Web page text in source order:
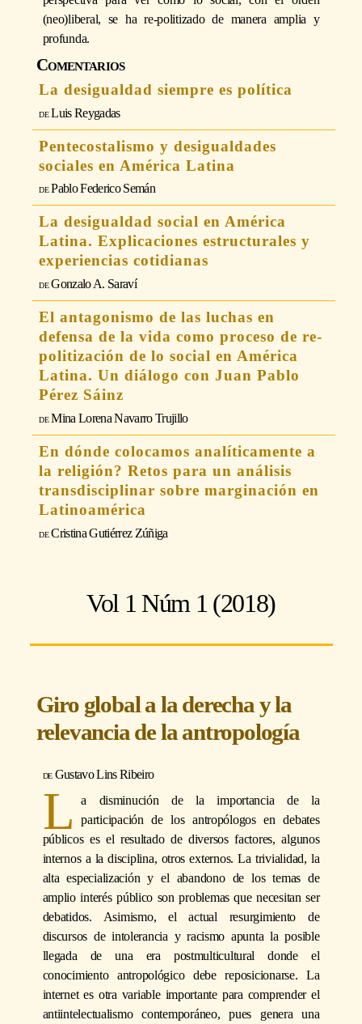
(neo)liberal, se ha re-politizado de manera amplia y
profunda.
Comentarios
La desigualdad siempre es política
Luis Reygadas
Pentecostalismo y desigualdades
sociales en América Latina
Pablo Federico Semán
La desigualdad social en América
Latina. Explicaciones estructurales y
experiencias cotidianas
Gonzalo A. Saraví
El antagonismo de las luchas en
defensa de la vida como proceso de re-
politización de lo social en América
Latina. Un diálogo con Juan Pablo
Pérez Sáinz
Mina Lorena Navarro Trujillo
En dónde colocamos analíticamente a
la religión? Retos para un análisis
transdisciplinar sobre marginación en
Latinoamérica
Cristina Gutiérrez Zúñiga
Vol 1 Núm 1 (2018)
Giro global a la derecha y la
relevancia de la antropología
Gustavo Lins Ribeiro
L
a disminución de la importancia de la
participación de los antropólogos en debates
públicos es el resultado de diversos factores, algunos
internos a la disciplina, otros externos. La trivialidad, la
alta especialización y el abandono de los temas de
amplio interés público son problemas que necesitan ser
debatidos. Asimismo, el actual resurgimiento de
discursos de intolerancia y racismo apunta la posible
llegada de una era postmulticultural donde el
conocimiento antropológico debe reposicionarse. La
internet es otra variable importante para comprender el
antiintelectualismo contemporáneo, pues genera una